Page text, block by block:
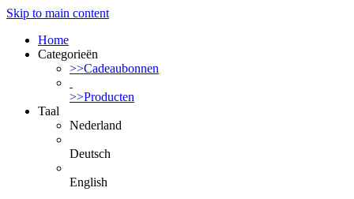
Skip to main content
Home
Categorieën
>>Cadeaubonnen
>>Producten
Taal
Nederland
Deutsch
English